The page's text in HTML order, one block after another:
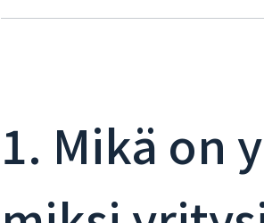
1. Mikä on